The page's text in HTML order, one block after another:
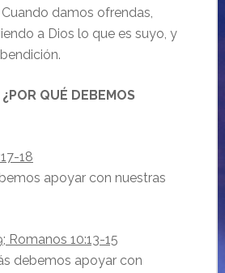
damos ofrendas,
a Dios lo que es suyo, y
QUÉ DEBEMOS
18
apoyar con nuestras
Romanos 10:13-15
debemos apoyar con